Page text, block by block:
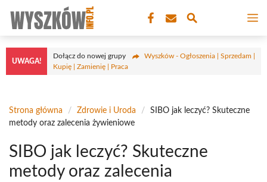
treści
UWAGA!
Dołącz do nowej grupy
Wyszków - Ogłoszenia | Sprzedam |
Kupię | Zamienię | Praca
Strona główna / Zdrowie i Uroda /
SIBO jak leczyć? Skuteczne
metody oraz zalecenia żywieniowe
SIBO jak leczyć? Skuteczne
metody oraz zalecenia